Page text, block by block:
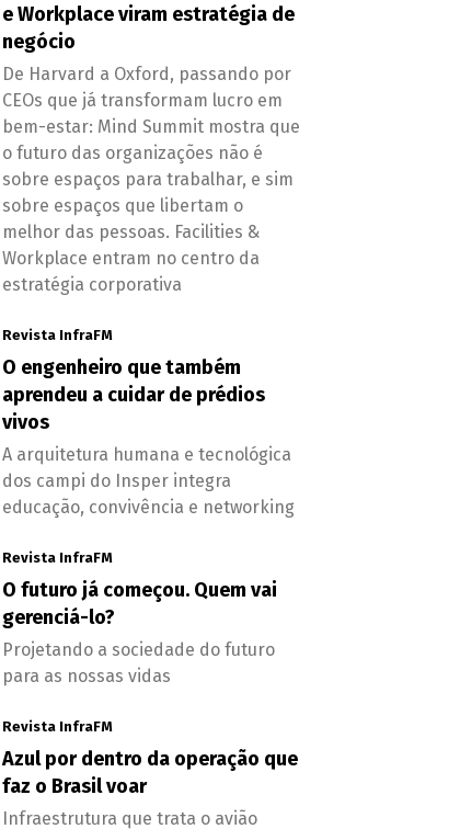
e Workplace viram estratégia de
negócio
De Harvard a Oxford, passando por
CEOs que já transformam lucro em
bem-estar: Mind Summit mostra que
o futuro das organizações não é
sobre espaços para trabalhar, e sim
sobre espaços que libertam o
melhor das pessoas. Facilities &
Workplace entram no centro da
estratégia corporativa
Revista InfraFM
O engenheiro que também
aprendeu a cuidar de prédios
vivos
A arquitetura humana e tecnológica
dos campi do Insper integra
educação, convivência e networking
Revista InfraFM
O futuro já começou. Quem vai
gerenciá-lo?
Projetando a sociedade do futuro
para as nossas vidas
Revista InfraFM
Azul por dentro da operação que
faz o Brasil voar
Infraestrutura que trata o avião